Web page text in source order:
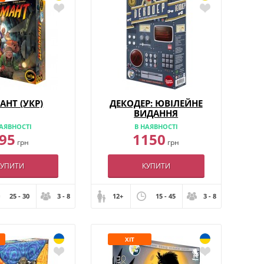
(УКР)
грн
25 - 30 3 - 8
ДЕКОДЕР: ЮВІЛЕЙНЕ
ВИДАННЯ
В НАЯВНОСТІ
1150 грн
КУПИТИ
12+ 15 - 45 3 - 8
ХІТ